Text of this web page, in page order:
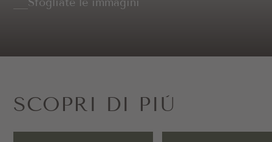
SCOPRI DI PIÙ